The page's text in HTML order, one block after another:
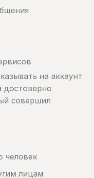
на аккаунт
достоверно
совершил
человек
лицам